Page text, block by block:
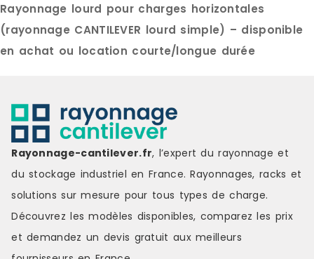
Rayonnage lourd pour charges horizontales
(rayonnage CANTILEVER lourd simple) – disponible
en achat ou location courte/longue durée
Rayonnage-cantilever.fr, l’expert du rayonnage et
du stockage industriel en France. Rayonnages, racks et
solutions sur mesure pour tous types de charge.
Découvrez les modèles disponibles, comparez les prix
et demandez un devis gratuit aux meilleurs